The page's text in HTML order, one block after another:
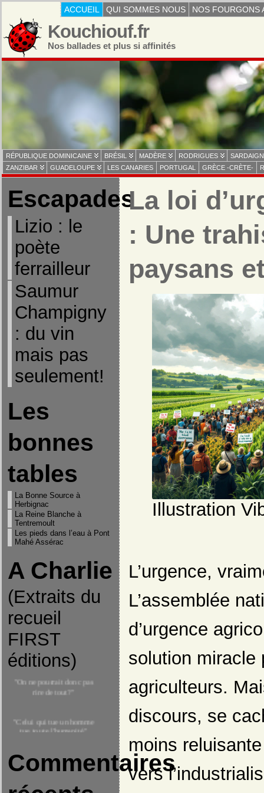
ACCUEIL QUI SOMMES NOUS NOS FOURGONS
Kouchiouf.fr
Nos ballades et plus si affinités
RÉPUBLIQUE DOMINICAINE BRÉSIL MADÈRE RODRIGUES
ZANZIBAR
GUADELOUPE LES CANARIES PORTUGAL GRÈCE -CRÈTE-
Escapades
Lizio : le
poète
ferrailleur
Saumur
Champigny
: du vin
mais pas
seulement!
Les
bonnes
tables
La Bonne Source à
Herbignac
La Reine Blanche à
Tentremoult
Les pieds dans l’eau à Pont
Mahé Assérac
A Charlie
(Extraits du
recueil
FIRST
éditions)
rire de tout?"
tue toute l'humanité"
-Extrait du coran-
"Je ne suis pas d'accord
avec ce que vous dites mais
je me battrais pour que
Commentaires
La loi
: Une
paysans
Illustration
L’urgence,
L’assemblée
d’urgence
solution miracle
agriculteurs.
discours, se
moins
vers